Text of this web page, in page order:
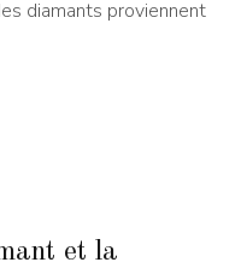
diamants proviennent
et la